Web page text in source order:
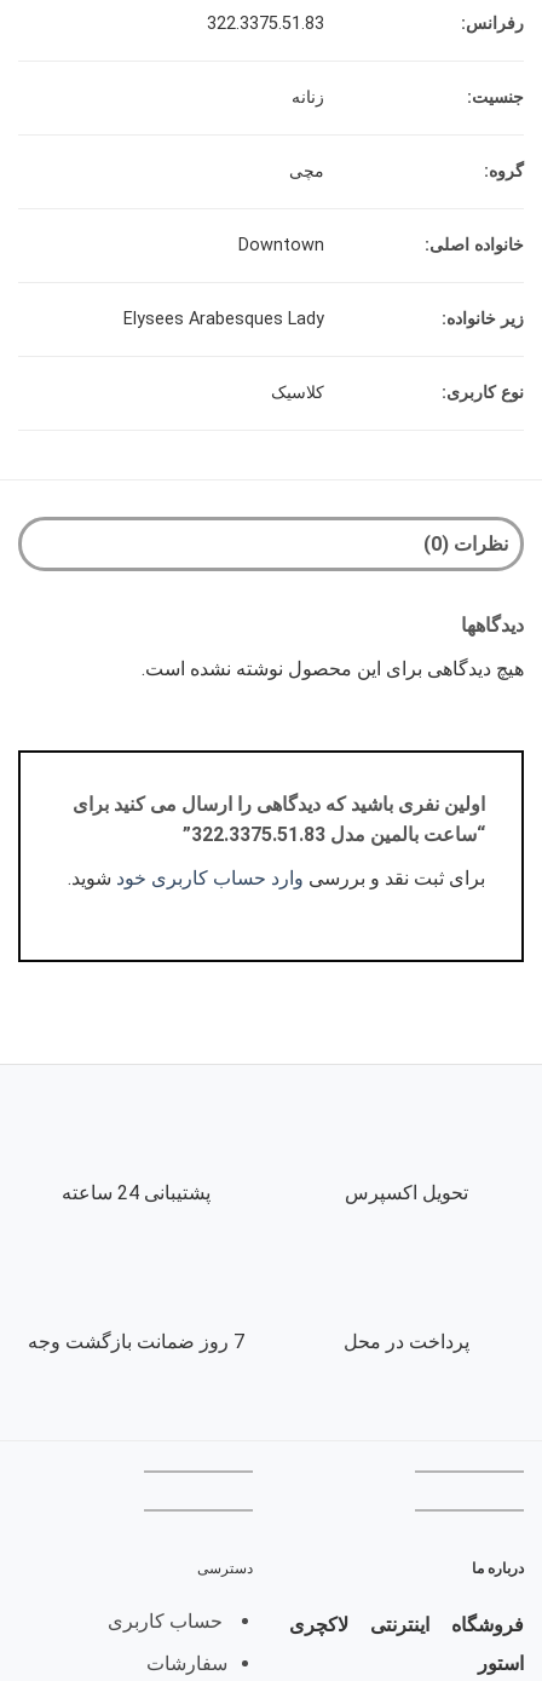
رفرانس: 322.3375.51.83
جنسیت: زنانه
گروه: مچی
خانواده اصلی: Downtown
زیر خانواده: Elysees Arabesques Lady
نوع کاربری: کلاسیک
نظرات (0)
دیدگاهها
هیچ دیدگاهی برای این محصول نوشته نشده است.
اولین نفری باشید که دیدگاهی را ارسال می کنید برای
“ساعت بالمین مدل 322.3375.51.83”
برای ثبت نقد و بررسی وارد حساب کاربری خود شوید.
تحویل اکسپرس پشتیبانی 24 ساعته
پرداخت در محل 7 روز ضمانت بازگشت وجه
درباره ما
فروشگاه اینترنتی لاکچری
استور
دسترسی
حساب کاربری
سفارشات